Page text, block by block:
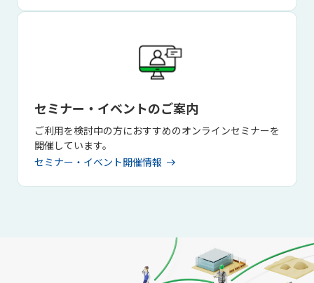
セミナー・イベントのご案内
ご利用を検討中の方におすすめのオンラインセミナーを
開催しています。
セミナー・イベント開催情報